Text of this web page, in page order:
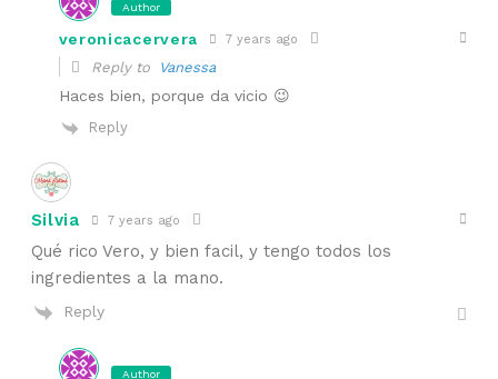
Author
veronicacervera 7 years ago
Reply to Vanessa
Haces bien, porque da vicio 😉
Reply
Silvia 7 years ago
Qué rico Vero, y bien facil, y tengo todos los
ingredientes a la mano.
Reply
Author